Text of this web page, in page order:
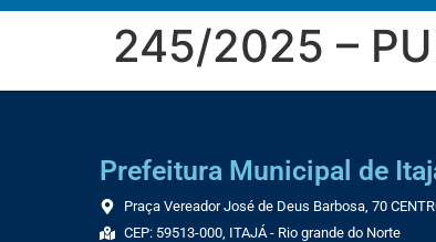
245/2025 –
Prefeitura Municipal de
Praça Vereador José de Deus Barbosa, 70
CEP: 59513-000, ITAJÁ - Rio grande do Norte